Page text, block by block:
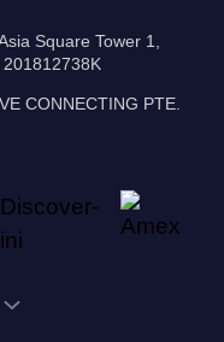
Square Tower 1,
CONNECTING PTE.